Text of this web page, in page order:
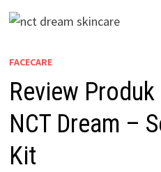
FACECARE
Review
NCT Dream –
Kit